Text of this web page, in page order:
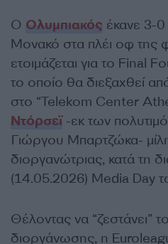
Ο Ολυμπιακός έκανε 3-
Μονακό στα πλέι οφ της
ετοιμάζεται για το Final
το οποίο θα διεξαχθεί
στο “Telekom Center
Ντόρσεϊ-εκ των
Γιώργου Μπαρτζώκα-
διοργανώτριας, κατά τη
(14.05.2026) Media Day
Θέλοντας να “ζεστάνει”
διοργάνωσης, η